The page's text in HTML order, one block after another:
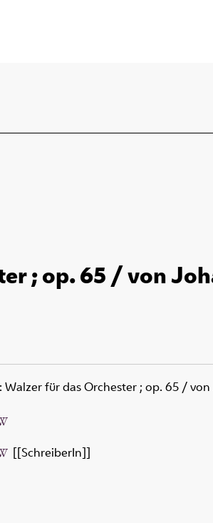
; op. 65 / von
: Walzer für das Orchester ; op. 65 / von
[[SchreiberIn]]